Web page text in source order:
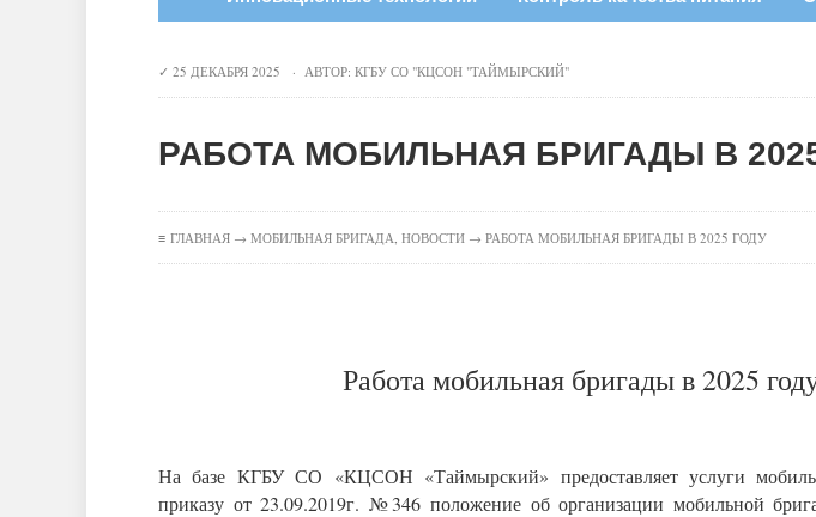
25 ДЕКАБРЯ 2025 · АВТОР: КГБУ СО "КЦСОН "ТАЙМЫРСКИЙ"
РАБОТА МОБИЛЬНАЯ БРИГАДЫ В
≡ ГЛАВНАЯ → МОБИЛЬНАЯ БРИГАДА, НОВОСТИ → РАБОТА МОБИЛЬНАЯ БРИГАДЫ В 2025 ГОДУ
Работа мобильная бригады в 2025
На базе КГБУ СО «КЦСОН «Таймырский» предоставляет услуги
приказу от 23.09.2019г. №346 положение об организации мобильной